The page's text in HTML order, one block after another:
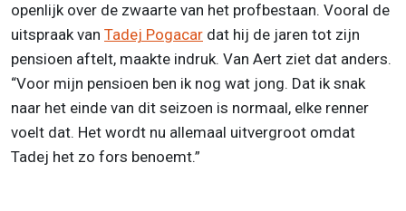
openlijk over de zwaarte van het profbestaan. Vooral de
uitspraak van Tadej Pogacar dat hij de jaren tot zijn
pensioen aftelt, maakte indruk. Van Aert ziet dat anders.
“Voor mijn pensioen ben ik nog wat jong. Dat ik snak
naar het einde van dit seizoen is normaal, elke renner
voelt dat. Het wordt nu allemaal uitvergroot omdat
Tadej het zo fors benoemt.”